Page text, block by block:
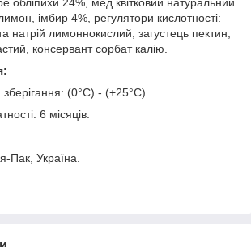
імбир 4%, регулятори кислотності:
натрій лимоннокислий, загустець пектин,
консервант сорбат калію.
(0°C) - (+25°C)
6 місяців.
Пак, Україна.